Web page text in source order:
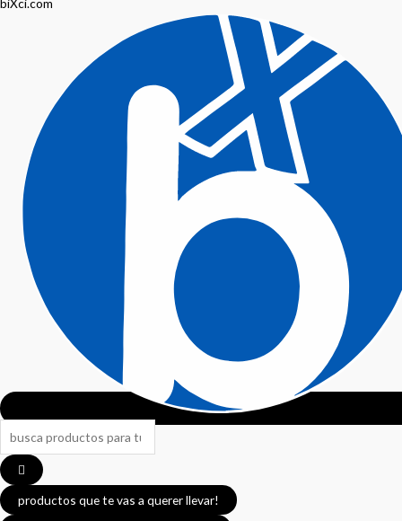
productos que te vas a querer llevar!